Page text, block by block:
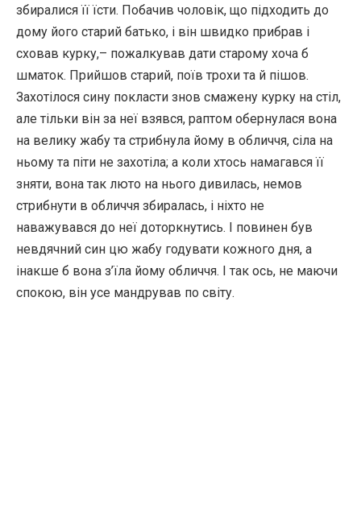
збиралися її їсти. Побачив чоловік, що підходить до
дому його старий батько, і він швидко прибрав і
сховав курку,– пожалкував дати старому хоча б
шматок. Прийшов старий, поїв трохи та й пішов.
Захотілося сину покласти знов смажену курку на стіл,
але тільки він за неї взявся, раптом обернулася вона
на велику жабу та стрибнула йому в обличчя, сіла на
ньому та піти не захотіла; а коли хтось намагався її
зняти, вона так люто на нього дивилась, немов
стрибнути в обличчя збиралась, і ніхто не
наважувався до неї доторкнутись. І повинен був
невдячний син цю жабу годувати кожного дня, а
інакше б вона з’їла йому обличчя. І так ось, не маючи
спокою, він усе мандрував по світу.